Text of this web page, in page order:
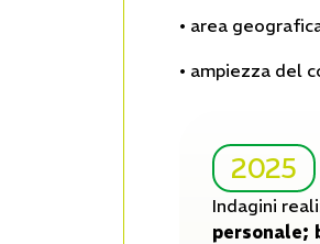
• area
• ampiezza del
2025
Indagini
personale;